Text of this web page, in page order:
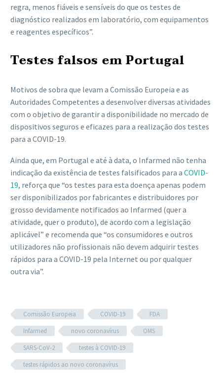
regra, menos fiáveis e sensíveis do que os testes de
diagnóstico realizados em laboratório, com equipamentos
e reagentes específicos”.
Testes falsos em Portugal
Motivos de sobra que levam a Comissão Europeia e as
Autoridades Competentes a desenvolver diversas atividades
com o objetivo de garantir a disponibilidade no mercado de
dispositivos seguros e eficazes para a realização dos testes
para a COVID-19.
Ainda que, em Portugal e até à data, o Infarmed não tenha
indicação da existência de testes falsificados para a COVID-
19, reforça que “os testes para esta doença apenas podem
ser disponibilizados por fabricantes e distribuidores por
grosso devidamente notificados ao Infarmed (quer a
atividade, quer o produto), de acordo com a legislação
aplicável” e recomenda que “os consumidores e outros
utilizadores não profissionais não devem adquirir testes
rápidos para a COVID-19 pela Internet ou por qualquer
outra via”.
Comissão Europeia COVID-19
FDA
Infarmed
novo coronavírus
OMS
SARS-CoV-2
testes à COVID-19
testes rápidos ao novo coronavírus